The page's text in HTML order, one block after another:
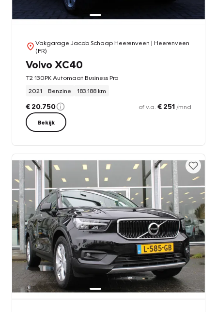
Vakgarage Jacob Schaap Heerenveen | Heerenveen
(FR)
Volvo XC40
T2 130PK Automaat Business Pro
2021
Benzine 183.188 km
€ 20.750 of v.a. € 251 /mnd
Bekijk